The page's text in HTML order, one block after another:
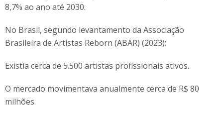
8,7% ao ano até 2030.
No Brasil, segundo levantamento da Associação
Brasileira de Artistas Reborn (ABAR) (2023):
Existia cerca de 5.500 artistas profissionais ativos.
O mercado movimentava anualmente cerca de R$ 80
milhões.